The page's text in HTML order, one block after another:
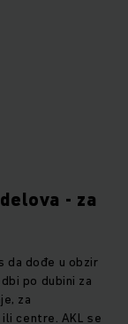
- za
da dođe u obzir
po dubini za
za
centre. AKL se